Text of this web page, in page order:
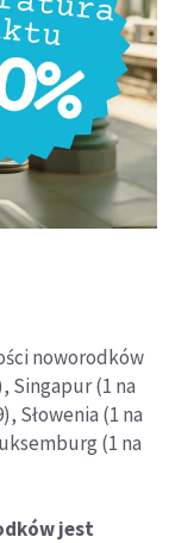
noworodków
Singapur (1 na
Słowenia (1 na
(1 na
jest